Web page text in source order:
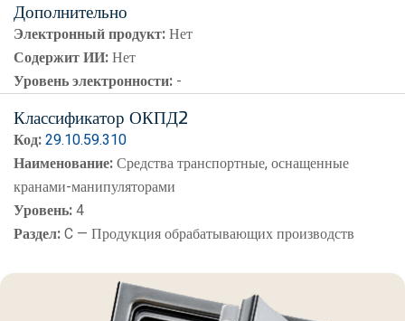
Дополнительно
Электронный продукт:Нет
Содержит ИИ:Нет
Уровень электронности: -
Классификатор ОКПД2
Код:29.10.59.310
Наименование:Средства транспортные, оснащенные
кранами-манипуляторами
Уровень:4
Раздел:C — Продукция обрабатывающих производств